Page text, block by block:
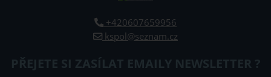
+420607659956
kspol@seznam.cz
PŘEJETE SI ZASÍLAT EMAILY NEWSLETTER ?